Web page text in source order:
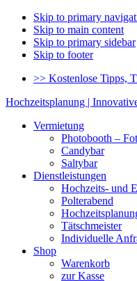
Skip to primary
Skip to main content
Skip to primary sidebar
Skip to footer
>> Kostenlose Tipps,
Hochzeitsplanung |
Vermietung
Photobooth –
Candybar
Saltybar
Dienstleistungen
Hochzeits- und
Polterabend
Tätschmeister
Individuelle
Shop
Warenkorb
zur Kasse